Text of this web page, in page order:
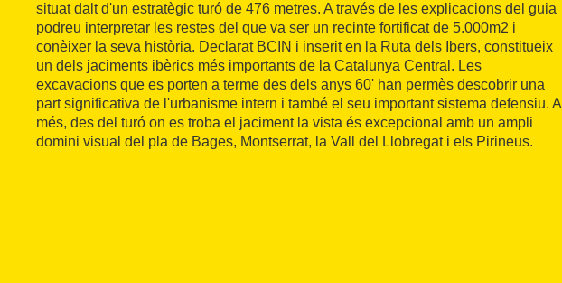
situat dalt d'un estratègic turó de 476 metres. A través de les explicacions del guia
podreu interpretar les restes del que va ser un recinte fortificat de 5.000m2 i
conèixer la seva història. Declarat BCIN i inserit en la Ruta dels Ibers, constitueix
un dels jaciments ibèrics més importants de la Catalunya Central. Les
excavacions que es porten a terme des dels anys 60' han permès descobrir una
part significativa de l'urbanisme intern i també el seu important sistema defensiu. A
més, des del turó on es troba el jaciment la vista és excepcional amb un ampli
domini visual del pla de Bages, Montserrat, la Vall del Llobregat i els Pirineus.